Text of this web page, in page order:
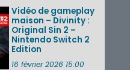
Vidéo de gameplay
maison – Divinity :
Original Sin 2 –
Nintendo Switch 2
Edition
16 février 2026 15:00